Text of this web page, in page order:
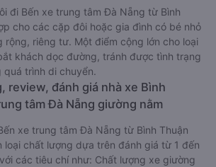
đi Bến xe trung tâm Đà Nẵng từ Bình
cho các cặp đôi hoặc gia đình có bé nhỏ
rộng, riêng tư. Một điểm cộng lớn cho loại
khách dọc đường, tránh được tình trạng
quá trình di chuyển.
review, đánh giá nhà xe Bình
tâm Đà Nẵng giường nằm
xe trung tâm Đà Nẵng từ Bình Thuận
chất lượng dựa trên đánh giá từ 1 đến
các tiêu chí như: Chất lượng xe giường